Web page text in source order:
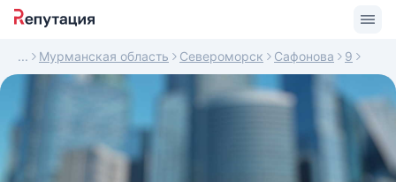
Мурманская область Североморск Сафонова 9